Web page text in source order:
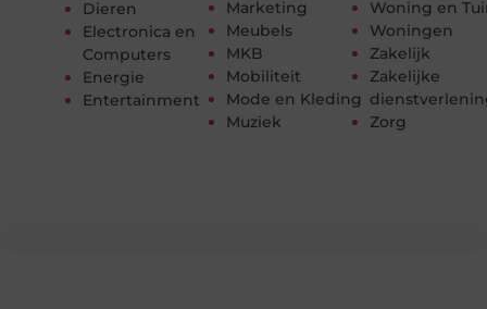
Dieren
Electronica en
Computers
Energie
Entertainment
Marketing
Meubels
MKB
Mobiliteit
Mode en Kleding
Muziek
Woning en
Woningen
Zakelijk
Zakelijke
Zorg